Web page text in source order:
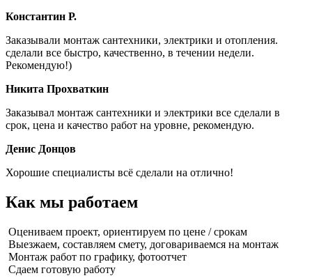
Константин Р.
Заказывали монтаж сантехники, электрики и отопления.
сделали все быстро, качественно, в течении недели.
Рекомендую!)
Никита Прохваткин
Заказывал монтаж сантехники и электрики все сделали в
срок, цена и качество работ на уровне, рекомендую.
Денис Донцов
Хорошие специалисты всё сделали на отлично!
Как мы работаем
Оцениваем проект, ориентируем по цене / срокам
Выезжаем, составляем смету, договариваемся на монтаж
Монтаж работ по графику, фотоотчет
Сдаем готовую работу